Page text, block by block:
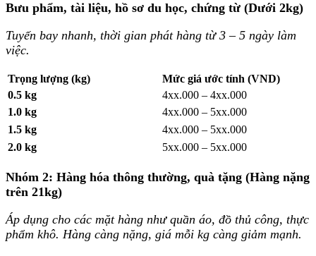
Bưu phẩm, tài liệu, hồ sơ du học, chứng từ (Dưới 2kg)
Tuyến bay nhanh, thời gian phát hàng từ 3 – 5 ngày làm
việc.
Trọng lượng (kg)
Mức giá ước tính (VND)
0.5 kg
4xx.000 – 4xx.000
1.0 kg
4xx.000 – 5xx.000
1.5 kg
4xx.000 – 5xx.000
2.0 kg
5xx.000 – 5xx.000
Nhóm 2: Hàng hóa thông thường, quà tặng (Hàng nặng
trên 21kg)
Áp dụng cho các mặt hàng như quần áo, đồ thủ công, thực
phẩm khô. Hàng càng nặng, giá mỗi kg càng giảm mạnh.